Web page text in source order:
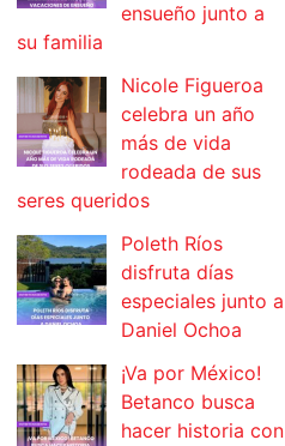
ensueño junto a
su familia
Nicole Figueroa
celebra un año
más de vida
rodeada de sus
seres queridos
Poleth Ríos
disfruta días
especiales junto a
Daniel Ochoa
¡Va por México!
Betanco busca
hacer historia con